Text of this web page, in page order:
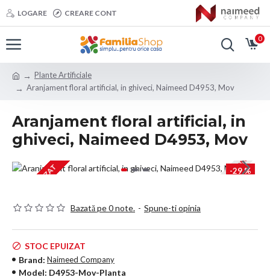
LOGARE CREARE CONT
0
Plante Artificiale
Aranjament floral artificial, in ghiveci, Naimeed D4953, Mov
Aranjament floral artificial, in
ghiveci, Naimeed D4953, Mov
PROMOTIE
-29 %
STOC EPUIZAT
Bazată pe 0 note. - Spune-ti opinia
STOC EPUIZAT
Brand: Naimeed Company
Model: D4953-Mov-Planta